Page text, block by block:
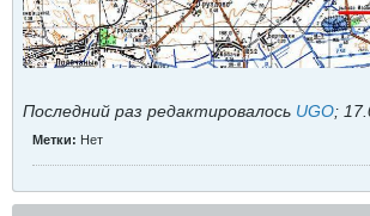
Последний раз редактировалось UGO;
Метки: Нет